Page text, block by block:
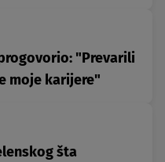
"Prevarili
moje karijere"
šta